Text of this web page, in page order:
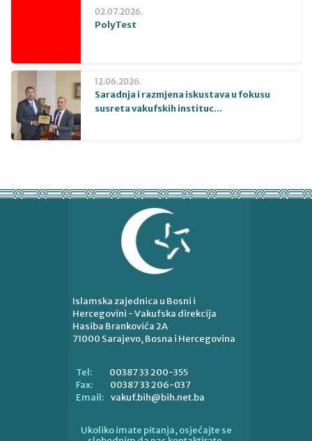
02.07.2026.
PolyTest
12.06.2026.
Saradnja i razmjena iskustava u fokusu
susreta vakufskih instituc...
Islamska zajednica u Bosni i
Hercegovini - Vakufska direkcija
Hasiba Brankovića 2A
71000 Sarajevo, Bosna i Hercegovina
Tel:
00387 33 200-355
Fax:
00387 33 206-037
Email: vakuf.bih@bih.net.ba
Ukoliko imate pitanja, osjećajte se